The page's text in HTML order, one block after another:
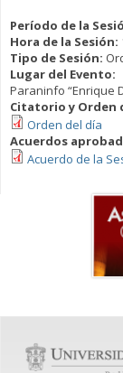
Período de la
Hora de la Sesión:
Tipo de Sesión:
Lugar del Evento:
Paraninfo “Enrique
Citatorio y Orden
Orden del día
Acuerdos
Acuerdo de la